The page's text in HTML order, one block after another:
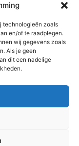
technologieën zoals
en/of te raadplegen.
wij gegevens zoals
Als je geen
dit een nadelige
1.893
omstreeks 16.30
uit de